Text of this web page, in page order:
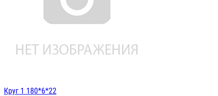
Круг 1 180*6*22